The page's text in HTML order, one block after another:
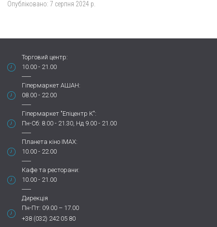
Опубліковано: 7 серпня 2024 р.
Торговий центр:
10.00 - 21.00
Гіпермаркет АШАН:
08.00 - 22.00
Гіпермаркет "Епіцентр К":
Пн-Сб: 8.00 - 21.30, Нд 9.00 - 21.00
Планета кіно IMAX:
10.00 - 22.00
Кафе та ресторани:
10.00 - 21.00
Дирекція
Пн-Пт: 09.00 – 17.00
+38 (032) 242 05 80